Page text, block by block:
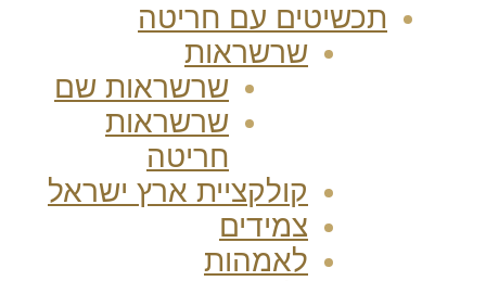
תכשיטים עם חריטה
שרשראות
שרשראות שם
שרשראות
חריטה
קולקציית ארץ ישראל
צמידים
לאמהות